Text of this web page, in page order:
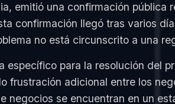
emitió una confirmación
confirmación llegó tras varios
no está circunscrito a una
específico para la resolución del
frustración adicional entre los
negocios se encuentran en un